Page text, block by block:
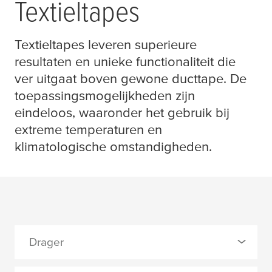
Textieltapes
Textieltapes leveren superieure
resultaten en unieke functionaliteit die
ver uitgaat boven gewone ducttape. De
toepassingsmogelijkheden zijn
eindeloos, waaronder het gebruik bij
extreme temperaturen en
klimatologische omstandigheden.
Drager